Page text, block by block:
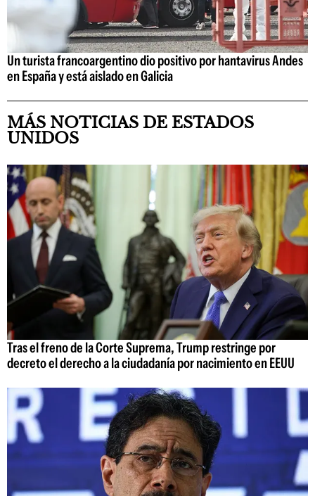
Un turista francoargentino dio positivo por hantavirus Andes
en España y está aislado en Galicia
MÁS NOTICIAS DE ESTADOS
UNIDOS
Tras el freno de la Corte Suprema, Trump restringe por
decreto el derecho a la ciudadanía por nacimiento en EEUU